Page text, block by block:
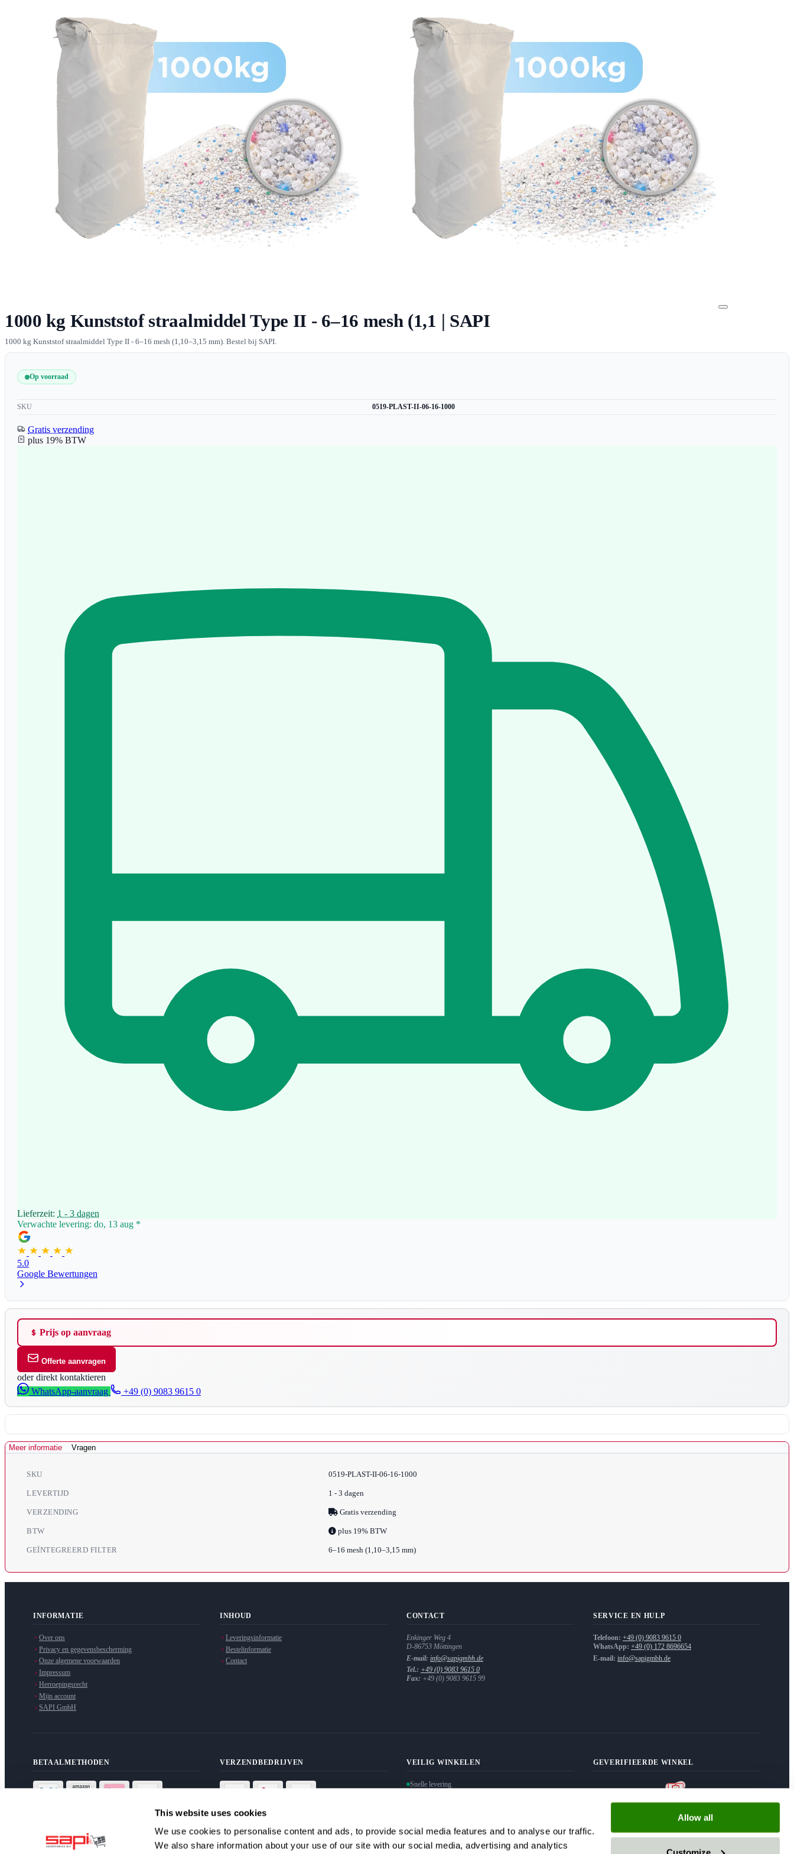
This website uses cookies
We use cookies to personalise content and ads, to provide social media features and to analyse our traffic.
We also share information about your use of our site with our social media, advertising and analytics
Allow all
1000 kg Kunststof straalmiddel Type II - 6–16 mesh (1,1 | SAPI
1000 kg Kunststof straalmiddel Type II - 6–16 mesh (1,10–3,15 mm). Bestel bij SAPI.
Op voorraad
SKU 0519-PLAST-II-06-16-1000
Gratis verzending
plus 19% BTW
Lieferzeit: 1 - 3 dagen
Verwachte levering: do, 13 aug *
5.0
Google Bewertungen
Prijs op aanvraag
Offerte aanvragen
oder direkt kontaktieren
WhatsApp-aanvraag
+49 (0) 9083 9615 0
Meer informatie Vragen
SKU 0519-PLAST-II-06-16-1000
LEVERTIJD 1 - 3 dagen
VERZENDING Gratis verzending
BTW plus 19% BTW
GEÏNTEGREERD FILTER 6–16 mesh (1,10–3,15 mm)
INFORMATIE
Over ons
Privacy en gegevensbescherming
Onze algemene voorwaarden
Impressum
Herroepingsrecht
Mijn account
SAPI GmbH
INHOUD
Leveringsinformatie
Bestelinformatie
Contact
CONTACT
Enkinger Weg 4
D-86753 Möttingen
E-mail: info@sapigmbh.de
Tel.: +49 (0) 9083 9615 0
Fax: +49 (0) 9083 9615 99
SERVICE EN HULP
Telefoon: +49 (0) 9083 9615 0
WhatsApp: +49 (0) 172 8696654
E-mail: info@sapigmbh.de
BETAALMETHODEN VERZENDBEDRIJVEN VEILIG WINKELEN
Snelle levering
GEVERIFIEERDE WINKEL
Overeenkomst herroepen